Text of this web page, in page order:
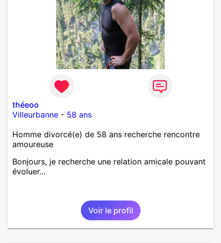
théeoo
Villeurbanne - 58 ans
Homme divorcé(e) de 58 ans recherche rencontre
amoureuse
Bonjours, je recherche une relation amicale pouvant
évoluer...
Voir le profil